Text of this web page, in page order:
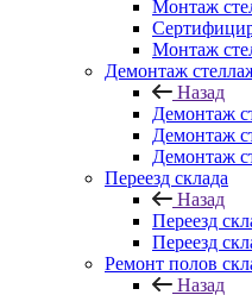
Монтаж
Монтаж
Демонтаж
Назад
Демонтаж
Демонтаж
Демонтаж
Переезд склада
Назад
Переезд
Переезд
Ремонт полов
Назад